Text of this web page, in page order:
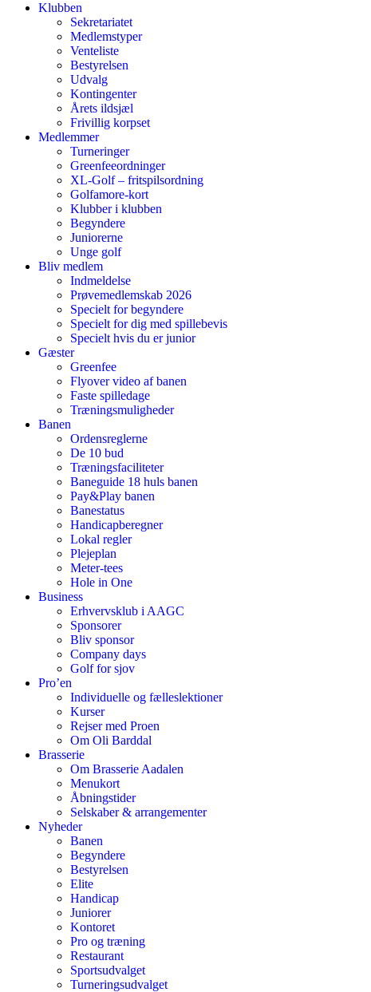
Klubben
Sekretariatet
Medlemstyper
Venteliste
Bestyrelsen
Udvalg
Kontingenter
Årets ildsjæl
Frivillig korpset
Medlemmer
Turneringer
Greenfeeordninger
XL-Golf – fritspilsordning
Golfamore-kort
Klubber i klubben
Begyndere
Juniorerne
Unge golf
Bliv medlem
Indmeldelse
Prøvemedlemskab 2026
Specielt for begyndere
Specielt for dig med spillebevis
Specielt hvis du er junior
Gæster
Greenfee
Flyover video af banen
Faste spilledage
Træningsmuligheder
Banen
Ordensreglerne
De 10 bud
Træningsfaciliteter
Baneguide 18 huls banen
Pay&Play banen
Banestatus
Handicapberegner
Lokal regler
Plejeplan
Meter-tees
Hole in One
Business
Erhvervsklub i AAGC
Sponsorer
Bliv sponsor
Company days
Golf for sjov
Pro’en
Individuelle og fælleslektioner
Kurser
Rejser med Proen
Om Oli Barddal
Brasserie
Om Brasserie Aadalen
Menukort
Åbningstider
Selskaber & arrangementer
Nyheder
Banen
Begyndere
Bestyrelsen
Elite
Handicap
Juniorer
Kontoret
Pro og træning
Restaurant
Sportsudvalget
Turneringsudvalget